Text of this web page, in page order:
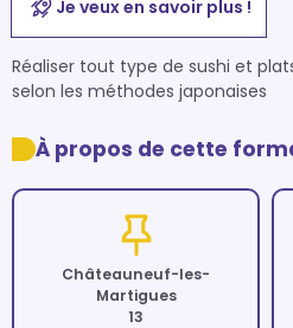
Je veux en savoir plus !
Réaliser tout type de sushi et
selon les méthodes japonaises
À propos de cette
Châteauneuf-les-
Martigues
13